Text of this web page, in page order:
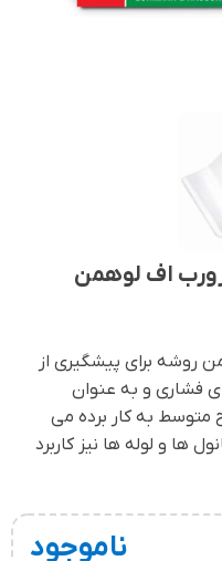
اف لوهمن
روشه برای پیشگیری از
فشاری و به عنوان
متوسط به کار برده می
ها و لوله ها نیز کاربرد
ناموجود